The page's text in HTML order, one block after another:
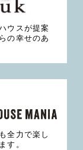
ウスが提案
の幸せのあ
全力で楽し
す。